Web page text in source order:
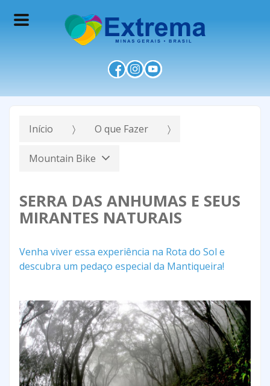
Início O que Fazer
Mountain Bike
SERRA DAS ANHUMAS E SEUS
MIRANTES NATURAIS
Venha viver essa experiência na Rota do Sol e
descubra um pedaço especial da Mantiqueira!